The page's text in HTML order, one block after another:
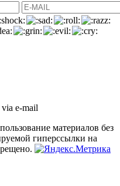
e-mail
материалов без
гиперссылки на